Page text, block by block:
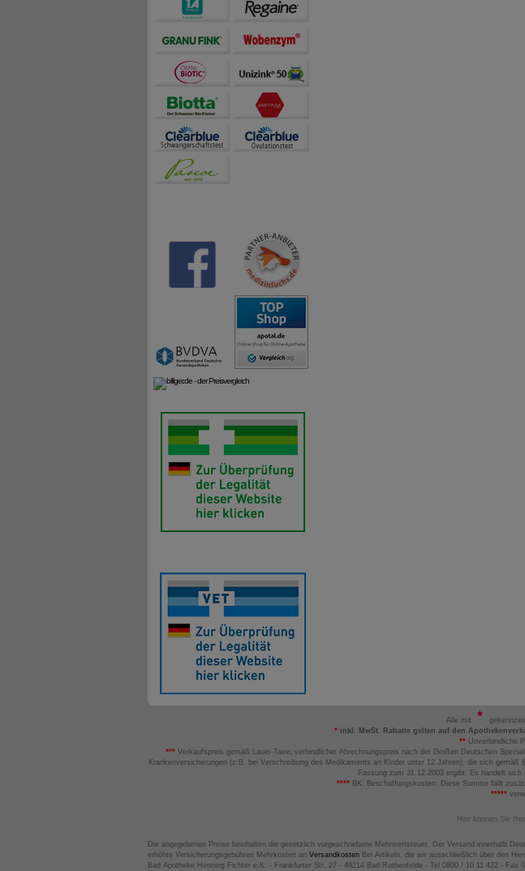
Alle mit
* inkl. MwSt. Rabatte gelten auf den
**Unverbindliche
*** Verkaufspreis gemäß Lauer-Taxe; verbindlicher Abrechnungspreis nach der Großen Deutschen
Krankenversicherungen (z.B. bei Verschreibung des Medikaments an Kinder unter 12 Jahren), die sich
Fassung zum 31.12.2003 ergibt. Es handelt sich
**** BK: Beschaffungskosten. Diese Summe fällt
*****
Hier können Sie
Die angegebenen Preise beinhalten die gesetzlich vorgeschriebene Mehrwertsteuer. Der Versand innerhalb
erhöhte Versicherungsgebühren Mehrkosten an Versandkosten Bei Artikeln, die wir ausschließlich über den
Bad Apotheke Henning Fichter e.K. - Frankfurter Str. 27 - 49214 Bad Rothenfelde - Tel 0800 / 10 11 422 - Fax